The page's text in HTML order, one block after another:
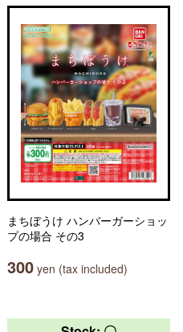
まちぼうけ ハンバーガーショッ
プの場合 その3
300 yen (tax included)